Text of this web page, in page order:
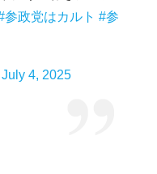
参政党はカルト #参
July 4, 2025